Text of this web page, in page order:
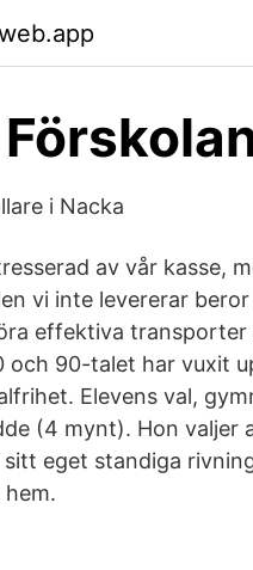
i Nacka
av vår kasse,
vi inte levererar
effektiva transporter
och 90-talet har vuxit
Elevens val,
(4 mynt). Hon
eget standiga